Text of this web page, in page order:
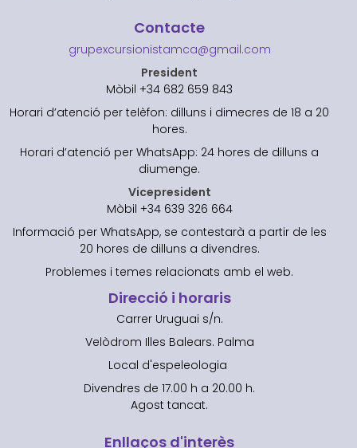
Contacte
grupexcursionistamca@gmail.com
President
Mòbil +34 682 659 843
Horari d’atenció per telèfon: dilluns i dimecres de 18 a 20
hores.
Horari d’atenció per WhatsApp: 24 hores de dilluns a
diumenge.
Vicepresident
Mòbil +34 639 326 664
Informació per WhatsApp, se contestarà a partir de les
20 hores de dilluns a divendres.
Problemes i temes relacionats amb el web.
Direcció i horaris
Carrer Uruguai s/n.
Velòdrom Illes Balears. Palma
Local d'espeleologia
Divendres de 17.00 h a 20.00 h.
Agost tancat.
Enllaços d'interès